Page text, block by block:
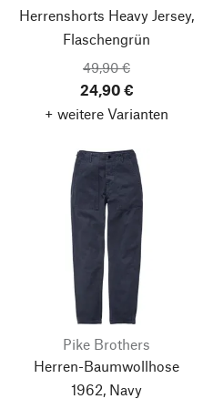
Herrenshorts Heavy Jersey,
Flaschengrün
49,90 €
24,90 €
+ weitere Varianten
Pike Brothers
Herren-Baumwollhose
1962, Navy